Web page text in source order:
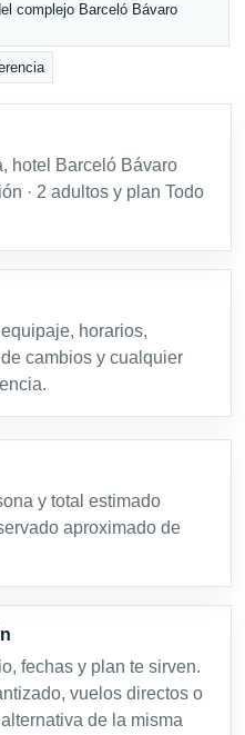
complejo Barceló Bávaro
hotel Barceló Bávaro
· 2 adultos y plan Todo
horarios,
cambios y cualquier
y total estimado
aproximado de
fechas y plan te sirven.
vuelos directos o
de la misma